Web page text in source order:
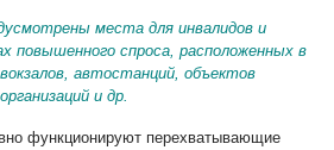
места для инвалидов и
повышенного спроса, расположенных в
автостанций, объектов
и др.
функционируют перехватывающие